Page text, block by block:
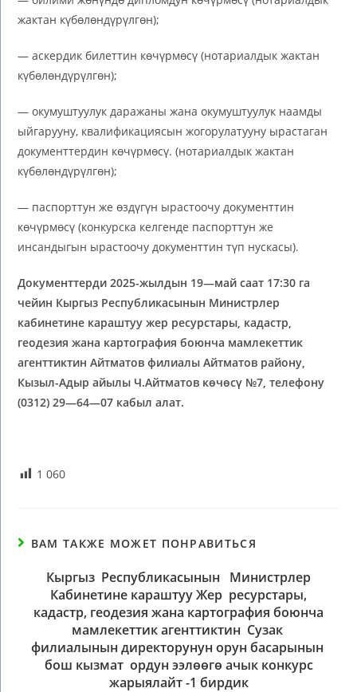
жактан күбөлөндүрүлгөн);
— аскердик билеттин көчүрмөсү (нотариалдык жактан
күбөлөндүрүлгөн);
— окумуштуулук даражаны жана окумуштуулук наамды
ыйгарууну, квалификациясын жогорулатууну ырастаган
документтердин көчүрмөсү. (нотариалдык жактан
күбөлөндүрүлгөн);
— паспорттун же өздүгүн ырастоочу документтин
көчүрмөсү (конкурска келгенде паспорттун же
инсандыгын ырастоочу документтин түп нускасы).
Документтерди 2025-жылдын 19—май саат 17:30 га
чейин Кыргыз Республикасынын Министрлер
кабинетине караштуу жер ресурстары, кадастр,
геодезия жана картография боюнча мамлекеттик
агенттиктинАйтматов филиалыАйтматов району,
Кызыл-Адыр айылы Ч.Айтматов көчөсү №7, телефону
(0312)29—64—07 кабыл алат.
1 060
ВАМ ТАКЖЕ МОЖЕТ ПОНРАВИТЬСЯ
Кыргыз Республикасынын Министрлер
Кабинетине караштуу Жер ресурстары,
кадастр, геодезия жана картография боюнча
мамлекеттик агенттиктин Сузак
филиалынын директорунун орун басарынын
бош кызмат ордун ээлөөгө ачык конкурс
жарыялайт -1 бирдик